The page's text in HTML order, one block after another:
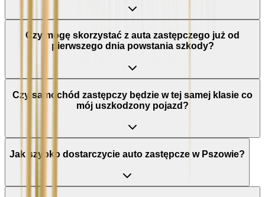
Czy mogę skorzystać z auta zastępczego już od
pierwszego dnia powstania szkody?
Czy samochód zastępczy będzie w tej samej klasie co
mój uszkodzony pojazd?
Jak szybko dostarczycie auto zastępcze w Pszowie?